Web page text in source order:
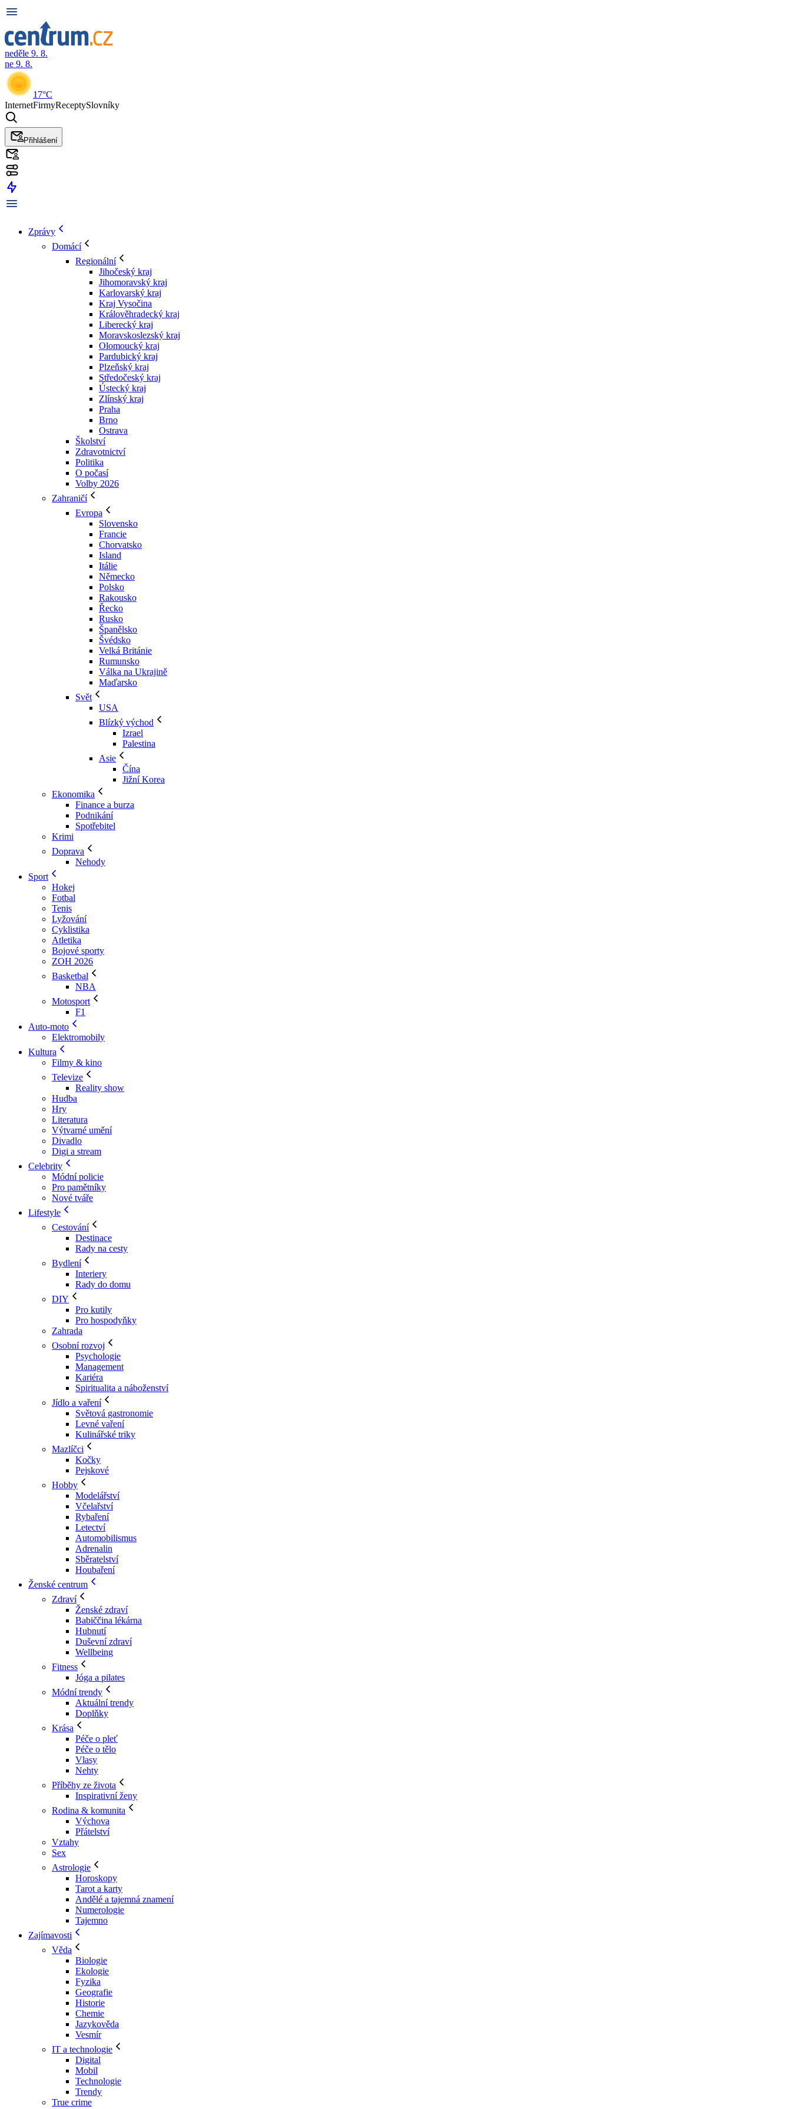
neděle 9. 8.
ne 9. 8.
17°C
InternetFirmyReceptySlovníky
Přihlášení
Zprávy
Domácí
Regionální
Jihočeský kraj
Jihomoravský kraj
Karlovarský kraj
Kraj Vysočina
Králověhradecký kraj
Liberecký kraj
Moravskoslezský kraj
Olomoucký kraj
Pardubický kraj
Plzeňský kraj
Středočeský kraj
Ústecký kraj
Zlínský kraj
Praha
Brno
Ostrava
Školství
Zdravotnictví
Politika
O počasí
Volby 2026
Zahraničí
Evropa
Slovensko
Francie
Chorvatsko
Island
Itálie
Německo
Polsko
Rakousko
Řecko
Rusko
Španělsko
Švédsko
Velká Británie
Rumunsko
Válka na Ukrajině
Maďarsko
Svět
USA
Blízký východ
Izrael
Palestina
Asie
Čína
Jižní Korea
Ekonomika
Finance a burza
Podnikání
Spotřebitel
Krimi
Doprava
Nehody
Sport
Hokej
Fotbal
Tenis
Lyžování
Cyklistika
Atletika
Bojové sporty
ZOH 2026
Basketbal
NBA
Motosport
F1
Auto-moto
Elektromobily
Kultura
Filmy & kino
Televize
Reality show
Hudba
Hry
Literatura
Výtvarné umění
Divadlo
Digi a stream
Celebrity
Módní policie
Pro pamětníky
Nové tváře
Lifestyle
Cestování
Destinace
Rady na cesty
Bydlení
Interiery
Rady do domu
DIY
Pro kutily
Pro hospodyňky
Zahrada
Osobní rozvoj
Psychologie
Management
Kariéra
Spiritualita a náboženství
Jídlo a vaření
Světová gastronomie
Levné vaření
Kulinářské triky
Mazlíčci
Kočky
Pejskové
Hobby
Modelářství
Včelařství
Rybaření
Letectví
Automobilismus
Adrenalin
Sběratelství
Houbaření
Ženské centrum
Zdraví
Ženské zdraví
Babiččina lékárna
Hubnutí
Duševní zdraví
Wellbeing
Fitness
Jóga a pilates
Módní trendy
Aktuální trendy
Doplňky
Krása
Péče o pleť
Péče o tělo
Vlasy
Nehty
Příběhy ze života
Inspirativní ženy
Rodina & komunita
Výchova
Přátelství
Vztahy
Sex
Astrologie
Horoskopy
Tarot a karty
Andělé a tajemná znamení
Numerologie
Tajemno
Zajímavosti
Věda
Biologie
Ekologie
Fyzika
Geografie
Historie
Chemie
Jazykověda
Vesmír
IT a technologie
Digital
Mobil
Technologie
Trendy
True crime